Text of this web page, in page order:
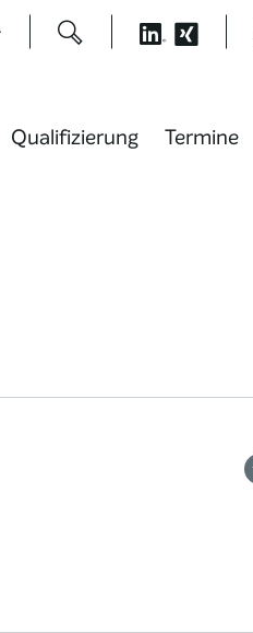
Qualifizierung Termine